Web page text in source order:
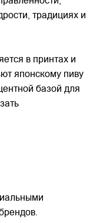
традициях и
в принтах и
японскому пиву
базой для